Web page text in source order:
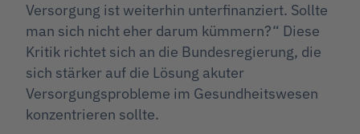
Versorgung ist weiterhin unterfinanziert. Sollte
man sich nicht eher darum kümmern?“ Diese
Kritik richtet sich an die Bundesregierung, die
sich stärker auf die Lösung akuter
Versorgungsprobleme im Gesundheitswesen
konzentrieren sollte.